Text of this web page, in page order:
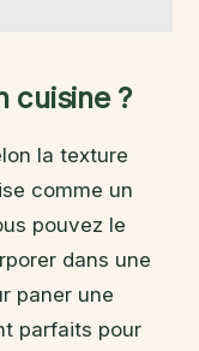
cuisine ?
la texture
comme un
pouvez le
dans une
paner une
parfaits pour